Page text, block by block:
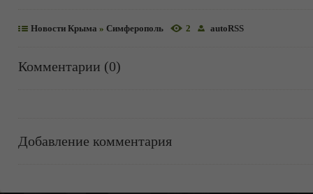
Новости Крыма » Симферополь 2 autoRSS
Комментарии (0)
Добавление комментария